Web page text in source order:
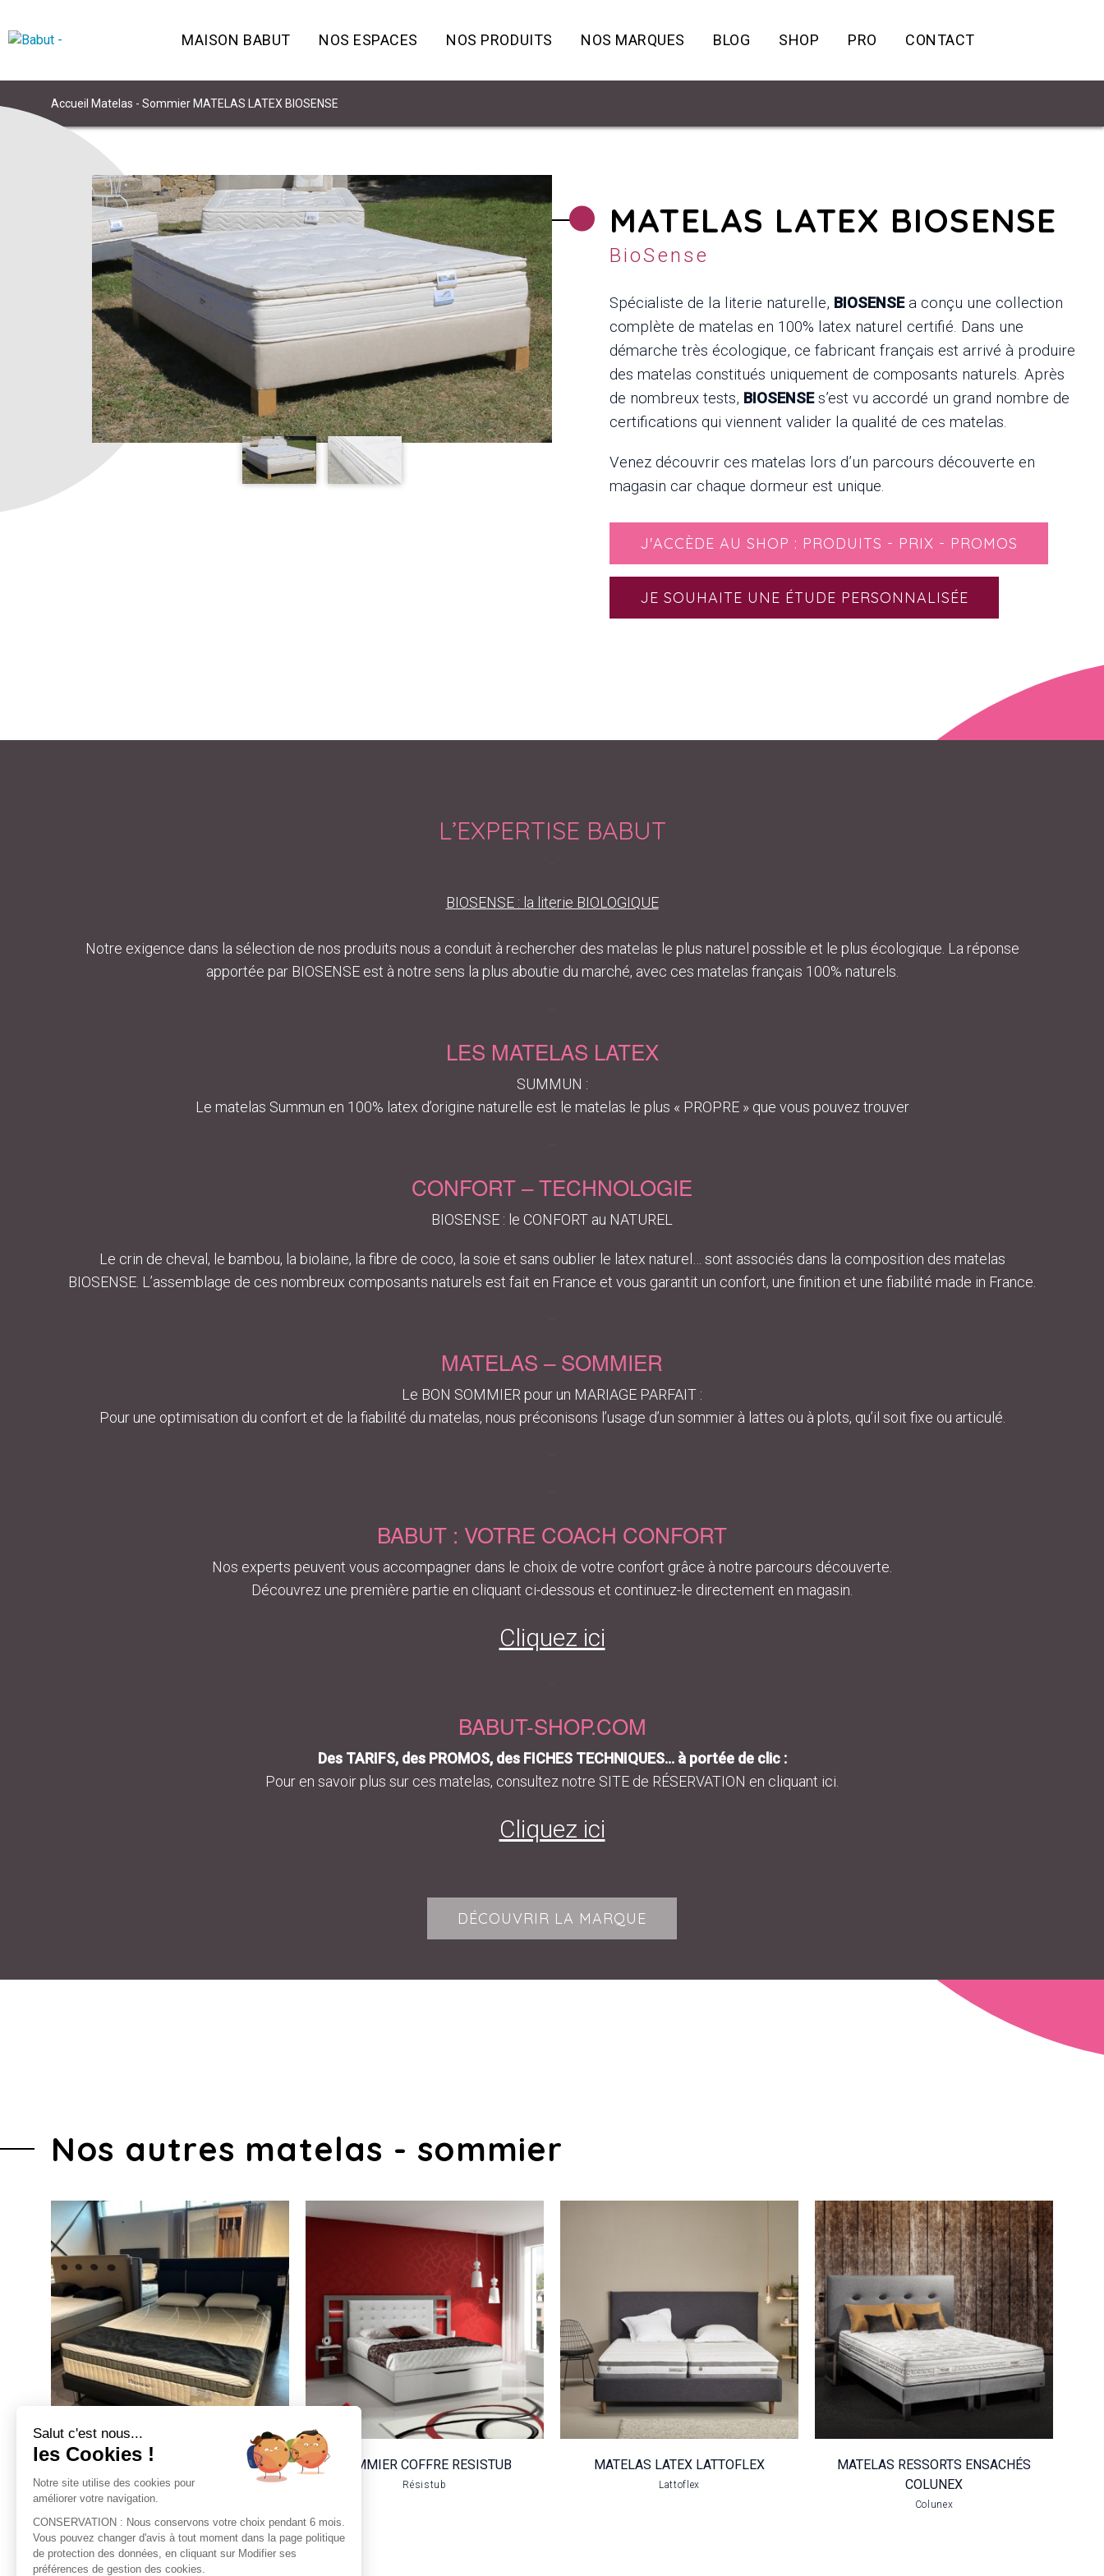
MAISON BABUT NOS ESPACES NOS PRODUITS NOS MARQUES BLOG SHOP PRO CONTACT
Accueil Matelas - Sommier MATELAS LATEX BIOSENSE
MATELAS LATEX BIOSENSE
BioSense
Spécialiste de la literie naturelle, BIOSENSEa conçu une collection
complète de matelas en 100% latex naturel certifié. Dans une
démarche très écologique, ce fabricant français est arrivé à produire
des matelas constitués uniquement de composants naturels. Après
de nombreux tests, BIOSENSEs’est vu accordé un grand nombre de
certifications qui viennent valider la qualité de ces matelas.
Venez découvrir ces matelas lors d’un parcours découverte en
magasin car chaque dormeur est unique.
J'ACCÈDE AU SHOP : PRODUITS - PRIX - PROMOS
JE SOUHAITE UNE ÉTUDE PERSONNALISÉE
L’EXPERTISE BABUT
BIOSENSE : la literie BIOLOGIQUE
Notre exigence dans la sélection de nos produits nous a conduit à rechercher des matelas le plus naturel possible et le plus écologique. La réponse
apportée par BIOSENSE est à notre sens la plus aboutie du marché, avec ces matelas français 100% naturels.
LES MATELAS LATEX
SUMMUN :
Le matelas Summun en 100% latex d’origine naturelle est le matelas le plus « PROPRE » que vous pouvez trouver
CONFORT – TECHNOLOGIE
BIOSENSE : le CONFORT au NATUREL
Le crin de cheval, le bambou, la biolaine, la fibre de coco, la soie et sans oublier le latex naturel… sont associés dans la composition des matelas
BIOSENSE. L’assemblage de ces nombreux composants naturels est fait en France et vous garantit un confort, une finition et une fiabilité made in France.
MATELAS – SOMMIER
Le BON SOMMIER pour un MARIAGE PARFAIT :
Pour une optimisation du confort et de la fiabilité du matelas, nous préconisons l’usage d’un sommier à lattes ou à plots, qu’il soit fixe ou articulé.
BABUT : VOTRE COACH CONFORT
Nos experts peuvent vous accompagner dans le choix de votre confort grâce à notre parcours découverte.
Découvrez une première partie en cliquant ci-dessous et continuez-le directement en magasin.
Cliquez ici
BABUT-SHOP.COM
Des TARIFS, des PROMOS, des FICHES TECHNIQUES… à portée de clic :
Pour en savoir plus sur ces matelas, consultez notre SITE de RÉSERVATION en cliquant ici.
Cliquez ici
DÉCOUVRIR LA MARQUE
Nos autres matelas - sommier
MATELAS
BIORIGINE
VOIR LE PRODUIT
MATELAS BIORIGINE
Biotex
SOMMIER COFFRE
RESISTUB
VOIR LE PRODUIT
SOMMIER COFFRE RESISTUB
Résistub
MATELAS LATEX
LATTOFLEX
VOIR LE PRODUIT
MATELAS LATEX LATTOFLEX
Lattoflex
MATELAS
RESSORTS
ENSACHÉS
COLUNEX
VOIR LE PRODUIT
MATELAS RESSORTS ENSACHÉS
COLUNEX
Colunex
Salut c'est nous...
les Cookies !
Notre site utilise des cookies pour
améliorer votre navigation.
CONSERVATION : Nous conservons votre choix pendant 6 mois.
Vous pouvez changer d'avis à tout moment dans la page politique
de protection des données, en cliquant sur Modifier ses
préférences de gestion des cookies.